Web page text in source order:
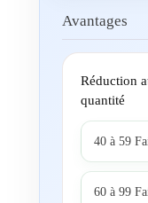
Avantages
Réduction
quantité
40 à 59
60 à 99